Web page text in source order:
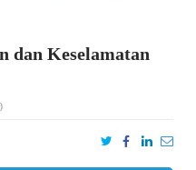
dan Keselamatan